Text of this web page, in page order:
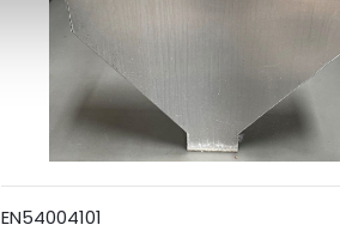
EN54004101